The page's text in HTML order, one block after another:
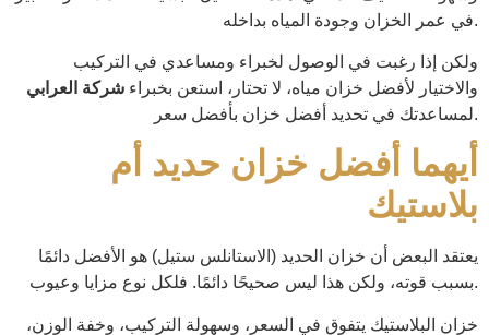
في عمر الخزان وجودة المياه بداخله.
ولكن إذا رغبت في الوصول لخبراء ومساعدي في التركيب
والاختيار لأفضل خزان مياه، لا تحتار، استعن بخبراء شركة العرابي
لمساعدتك في تحديد أفضل خزان بأفضل سعر.
أيهما أفضل خزان حديد أم
بلاستيك
يعتقد البعض أن خزان الحديد (الاستانلس ستيل) هو الأفضل دائمًا
بسبب قوته، ولكن هذا ليس صحيحًا دائمًا. فلكل نوع مزايا وعيوب.
خزان البلاستيك يتفوق في السعر، وسهولة التركيب، وخفة الوزن،